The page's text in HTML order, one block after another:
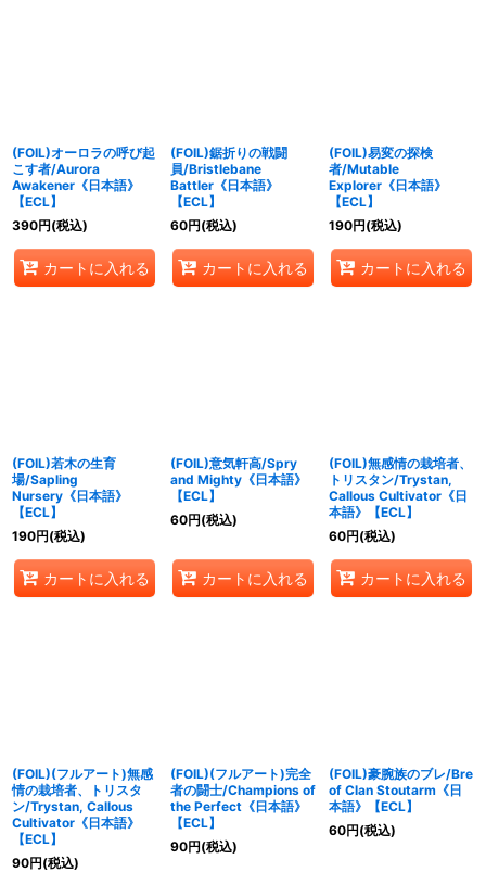
(FOIL)オーロラの呼び起
こす者/Aurora
Awakener《日本語》
【ECL】
390円(税込)
カートに入れる
(FOIL)鋸折りの戦闘
員/Bristlebane
Battler《日本語》
【ECL】
60円(税込)
カートに入れる
(FOIL)易変の探検
者/Mutable
Explorer《日本語》
【ECL】
190円(税込)
カートに入れる
(FOIL)若木の生育
場/Sapling
Nursery《日本語》
【ECL】
190円(税込)
カートに入れる
(FOIL)意気軒高/Spry
and Mighty《日本語》
【ECL】
60円(税込)
カートに入れる
(FOIL)無感情の栽培者、
トリスタン/Trystan,
Callous Cultivator《日
本語》【ECL】
60円(税込)
カートに入れる
(FOIL)(フルアート)無感
情の栽培者、トリスタ
ン/Trystan, Callous
Cultivator《日本語》
【ECL】
90円(税込)
(FOIL)(フルアート)完全
者の闘士/Champions of
the Perfect《日本語》
【ECL】
90円(税込)
(FOIL)豪腕族のブレ/Bre
of Clan Stoutarm《日
本語》【ECL】
60円(税込)